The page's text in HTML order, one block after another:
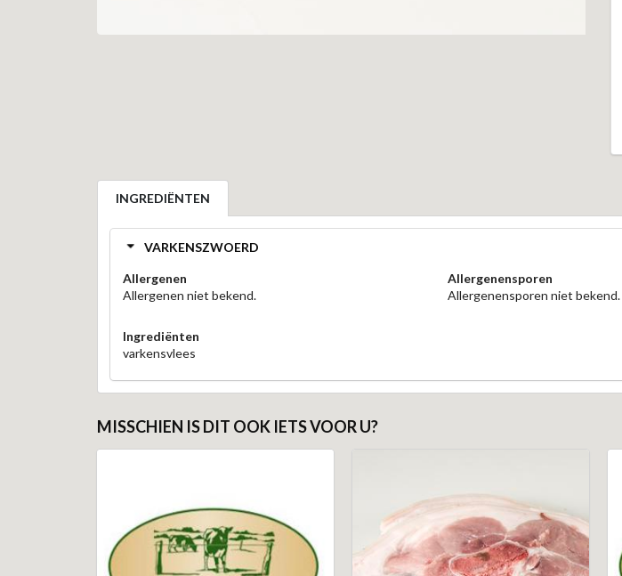
INGREDIËNTEN
VARKENSZWOERD
Allergenen
Allergenen niet bekend.
Allergenensporen
Allergenensporen niet bekend.
Ingrediënten
varkensvlees
MISSCHIEN IS DIT OOK IETS VOOR U?